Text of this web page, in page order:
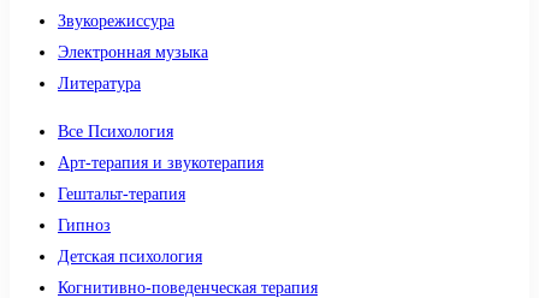
Звукорежиссура
Электронная музыка
Литература
Все Психология
Арт-терапия и звукотерапия
Гештальт-терапия
Гипноз
Детская психология
Когнитивно-поведенческая терапия